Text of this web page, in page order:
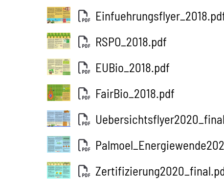
RSPO_2018.pdf
EUBio_2018.pdf
FairBio_2018.pdf